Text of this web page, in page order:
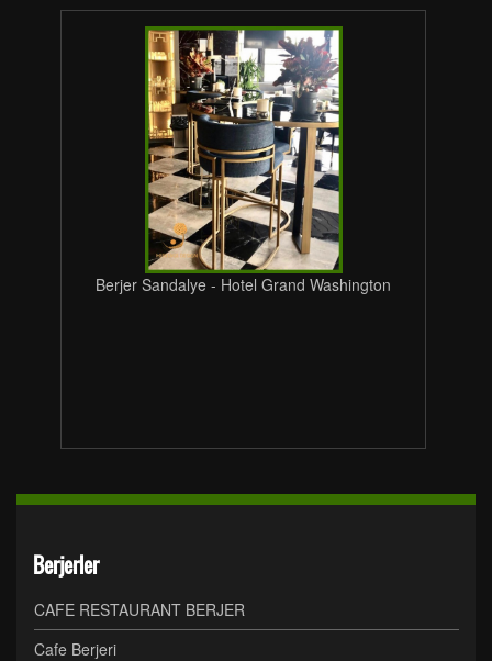
Berjer Sandalye - Hotel Grand Washington
Berjerler
CAFE RESTAURANT BERJER
Cafe Berjeri